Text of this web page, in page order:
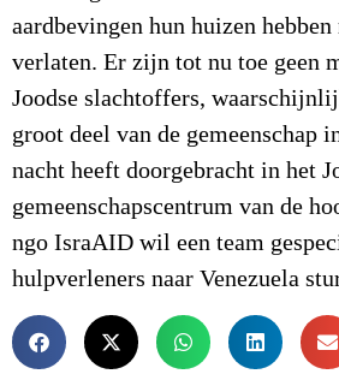
aardbevingen hun huizen hebben
verlaten. Er zijn tot nu toe geen
Joodse slachtoffers,
groot deel van de gemeenschap
nacht heeft doorgebracht in het
gemeenschapscentrum van de
ngo IsraAID wil een team
hulpverleners naar Venezuela